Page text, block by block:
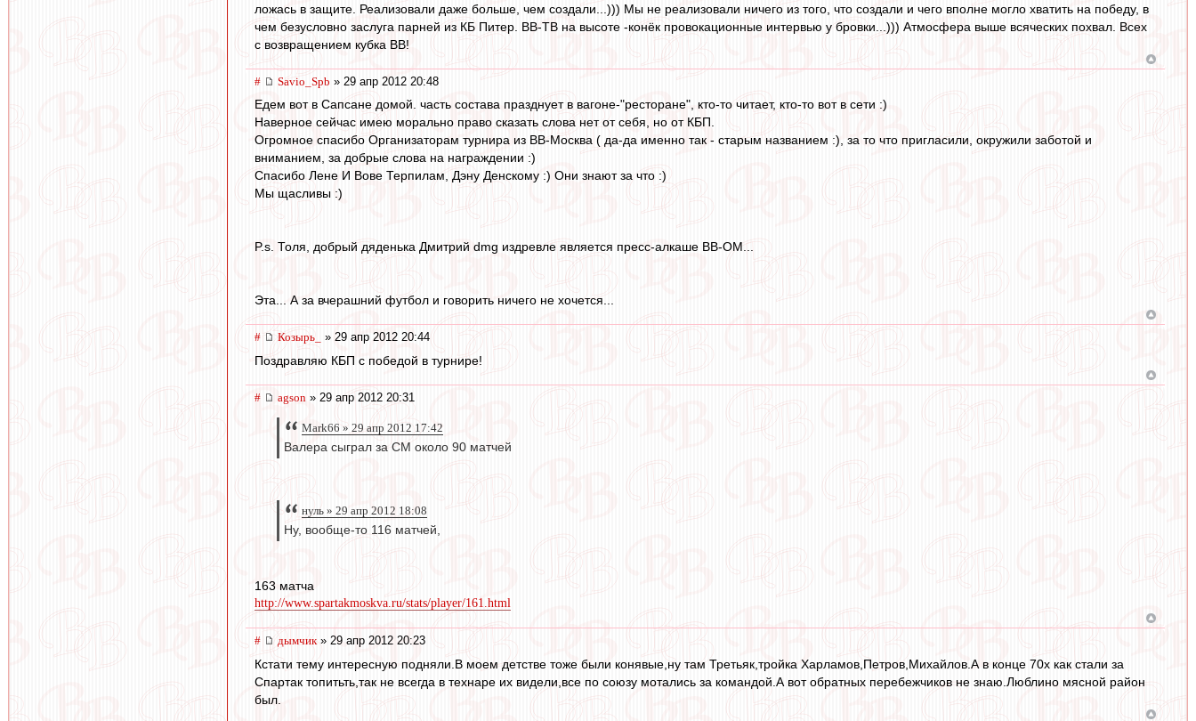
ложась в защите. Реализовали даже больше, чем создали...))) Мы не реализовали ничего из того, что создали и чего вполне могло хватить на победу, в
чем безусловно заслуга парней из КБ Питер. ВВ-ТВ на высоте -конёк провокационные интервью у бровки...))) Атмосфера выше всяческих похвал. Всех
с возвращением кубка ВВ!
# Savio_Spb » 29 апр 2012 20:48
Едем вот в Сапсане домой. часть состава празднует в вагоне-"ресторане", кто-то читает, кто-то вот в сети :)
Наверное сейчас имею морально право сказать слова нет от себя, но от КБП.
Огромное спасибо Организаторам турнира из ВВ-Москва ( да-да именно так - старым названием :), за то что пригласили, окружили заботой и
вниманием, за добрые слова на награждении :)
Спасибо Лене И Вове Терпилам, Дэну Денскому :) Они знают за что :)
Мы щасливы :)
P.s. Толя, добрый дяденька Дмитрий dmg издревле является пресс-алкаше ВВ-ОМ...
Эта... А за вчерашний футбол и говорить ничего не хочется...
# Козырь_ » 29 апр 2012 20:44
Поздравляю КБП с победой в турнире!
# agson » 29 апр 2012 20:31
Mark66 » 29 апр 2012 17:42
Валера сыграл за СМ около 90 матчей
нуль » 29 апр 2012 18:08
Ну, вообще-то 116 матчей,
163 матча
http://www.spartakmoskva.ru/stats/player/161.html
# дымчик» 29 апр 2012 20:23
Кстати тему интересную подняли.В моем детстве тоже были конявые,ну там Третьяк,тройка Харламов,Петров,Михайлов.А в конце 70х как стали за
Спартак топитьть,так не всегда в технаре их видели,все по союзу мотались за командой.А вот обратных перебежчиков не знаю.Люблино мясной район
был.